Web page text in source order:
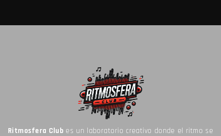
Ritmosfera Club es un laboratorio creativo donde el ritmo se